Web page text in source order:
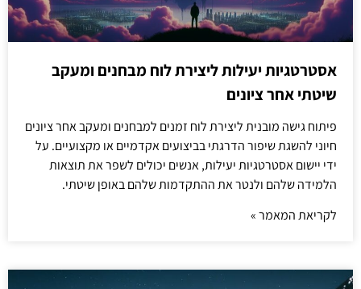
אסטרטגיות יעילות ליצירת לוח מבחנים ומעקב
שיטתי אחר ציונים
פיתוח גישה מובנית ליצירת לוח זמנים למבחנים ומעקב אחר ציונים
חיוני להשגת שיפור הדרגתי בביצועים אקדמיים או מקצועיים. על
ידי יישום אסטרטגיות יעילות, אנשים יכולים לשפר את תוצאות
הלמידה שלהם ולנטר את ההתקדמות שלהם באופן שיטתי.
לקריאת המאמר »